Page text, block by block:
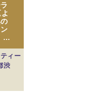
…
ィー
渋